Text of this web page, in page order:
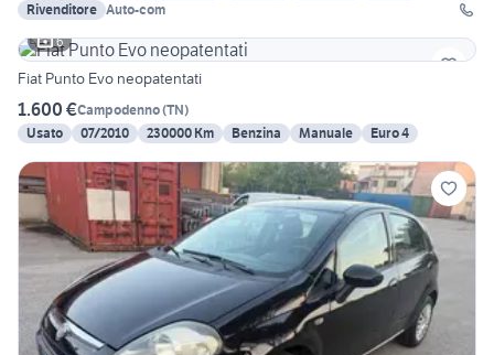
Rivenditore Auto-com
6
Fiat Punto Evo neopatentati
1.600 €Campodenno(TN)
Usato
07/2010 230000 Km Benzina Manuale Euro 4